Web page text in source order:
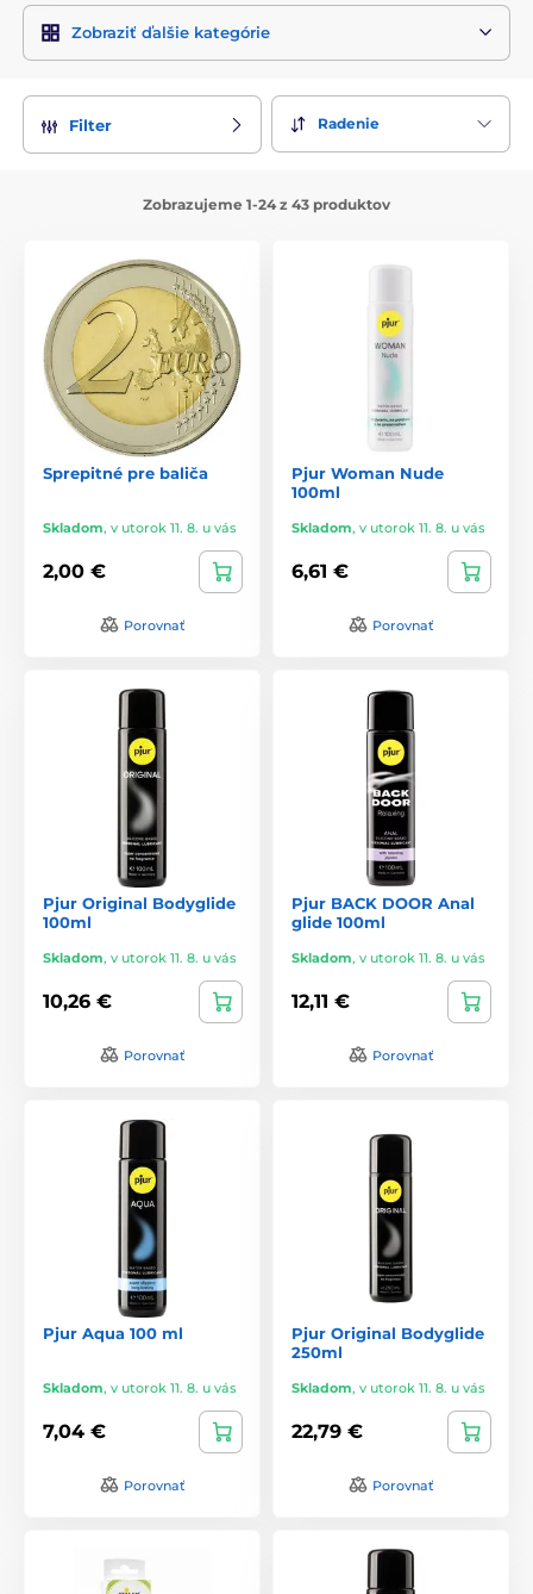
a intímnych sprejov. Každý produkt je starostlivo
formulovaný s ohľadom na maximálne uspokojenie a
pohodlie. Pjur sa vyznačuje svojimi jedinečnými zloženiami,
technológiou, čím zaisťujú intenzívnejšie a príjemnejšie
pocity.
eleganciu a jednoduchosť použitia. Značka tiež poskytuje
čím zaručuje maximálnu spokojnosť zákazníkov.
S Pjur si môžete byť istí, že získate produkty, ktoré
kombinujú čistotu, kvalitu a účinnosť, aby poskytli jedinečné
a nezabudnuteľné intímne zážitky. Objavte nový rozmer
intímneho zdravia a potešenia s produktmi od Pjur.
Zobraziť ďalšie kategórie
Filter Radenie
Zobrazujeme 1-24 z 43 produktov
Sprepitné pre baliča
Skladom, v utorok 11. 8. u vás
2,00 €
Porovnať
Pjur Woman Nude
100ml
Skladom, v utorok 11. 8. u vás
6,61 €
Porovnať
Pjur Original Bodyglide
100ml
Skladom, v utorok 11. 8. u vás
10,26 €
Porovnať
Pjur BACK DOOR Anal
glide 100ml
Skladom, v utorok 11. 8. u vás
12,11 €
Porovnať
Pjur Aqua 100 ml
Skladom, v utorok 11. 8. u vás
7,04 €
Porovnať
Pjur Original Bodyglide
250ml
Skladom, v utorok 11. 8. u vás
22,79 €
Porovnať